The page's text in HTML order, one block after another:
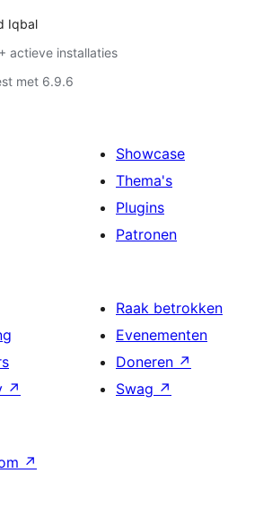
Iqbal
actieve installaties
met 6.9.6
Showcase
Thema's
Plugins
Patronen
↗
Raak betrokken
Evenementen
Doneren ↗
Swag ↗
↗